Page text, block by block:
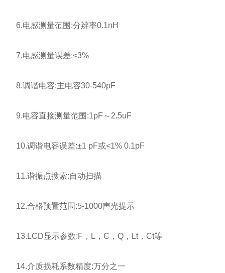
6.电感测量范围:分辨率0.1nH
7.电感测量误差:<3%
8.调谐电容:主电容30-540pF
9.电容直接测量范围:1pF～2.5uF
10.调谐电容误差:±1 pF或<1% 0.1pF
11.谐振点搜索:自动扫描
12.合格预置范围:5-1000声光提示
13.LCD显示参数:F，L，C，Q，Lt，Ct等
14.介质损耗系数精度:万分之一